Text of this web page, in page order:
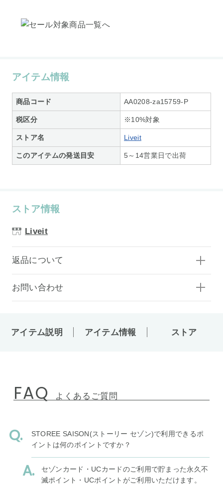
アイテム情報
商品コード AA0208-za15759-P
税区分 ※10%対象
ストア名 Liveit
このアイテムの発送目安 5～14営業日で出荷
ストア情報
Liveit
返品について
お問い合わせ
アイテム説明 アイテム情報 ストア
FAQ よくあるご質問
STOREE SAISON(ストーリー セゾン)で利用できるポ
イントは何のポイントですか？
セゾンカード・UCカードのご利用で貯まった永久不
滅ポイント・UCポイントがご利用いただけます。